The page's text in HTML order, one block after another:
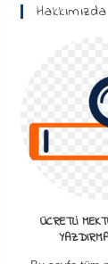
Hakkımızda
ÜCRETLI